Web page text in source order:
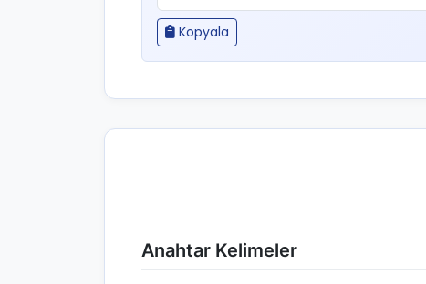
Kopyala
Anahtar Kelimeler